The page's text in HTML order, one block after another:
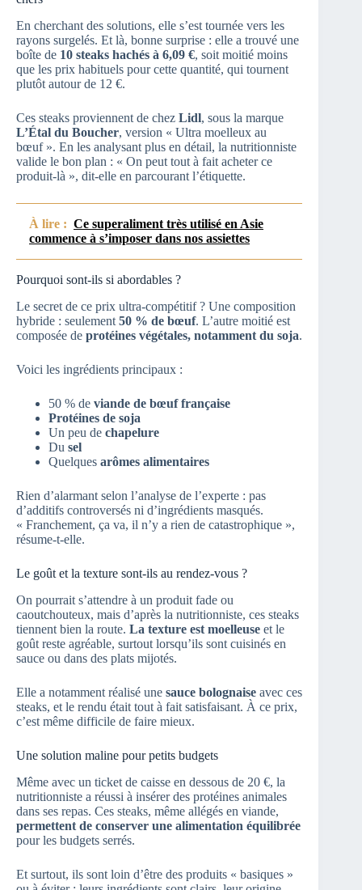
En cherchant des solutions, elle s’est tournée vers les
rayons surgelés. Et là, bonne surprise : elle a trouvé une
boîte de 10 steaks hachés à 6,09 €, soit moitié moins
que les prix habituels pour cette quantité, qui tournent
plutôt autour de 12 €.
Ces steaks proviennent de chez Lidl, sous la marque
L’Étal du Boucher, version « Ultra moelleux au
bœuf ». En les analysant plus en détail, la nutritionniste
valide le bon plan : « On peut tout à fait acheter ce
produit-là », dit-elle en parcourant l’étiquette.
À lire : Ce superaliment très utilisé en Asie
commence à s’imposer dans nos assiettes
Pourquoi sont-ils si abordables ?
Le secret de ce prix ultra-compétitif ? Une composition
hybride : seulement 50 % de bœuf. L’autre moitié est
composée de protéines végétales, notamment du soja.
Voici les ingrédients principaux :
50 % de viande de bœuf française
Protéines de soja
Un peu de chapelure
Du sel
Quelques arômes alimentaires
Rien d’alarmant selon l’analyse de l’experte : pas
d’additifs controversés ni d’ingrédients masqués.
« Franchement, ça va, il n’y a rien de catastrophique »,
résume-t-elle.
Le goût et la texture sont-ils au rendez-vous ?
On pourrait s’attendre à un produit fade ou
caoutchouteux, mais d’après la nutritionniste, ces steaks
tiennent bien la route. La texture est moelleuse et le
goût reste agréable, surtout lorsqu’ils sont cuisinés en
sauce ou dans des plats mijotés.
Elle a notamment réalisé une sauce bolognaise avec ces
steaks, et le rendu était tout à fait satisfaisant. À ce prix,
c’est même difficile de faire mieux.
Une solution maline pour petits budgets
Même avec un ticket de caisse en dessous de 20 €, la
nutritionniste a réussi à insérer des protéines animales
dans ses repas. Ces steaks, même allégés en viande,
permettent de conserver une alimentation équilibrée
pour les budgets serrés.
Et surtout, ils sont loin d’être des produits « basiques »